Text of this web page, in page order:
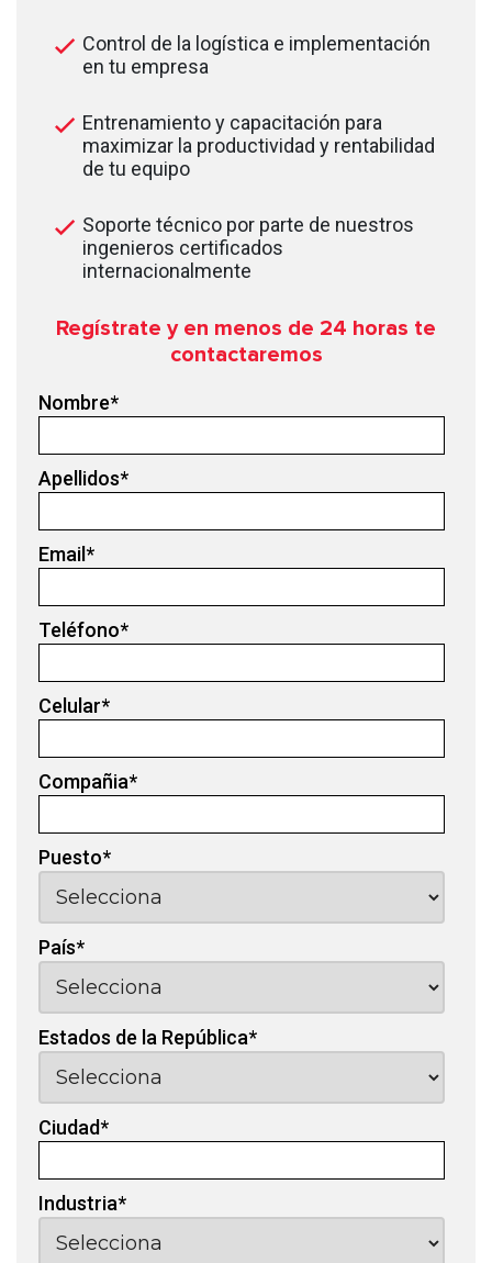
Control de la logística e implementación
en tu empresa
Entrenamiento y capacitación para
maximizar la productividad y rentabilidad
de tu equipo
Soporte técnico por parte de nuestros
ingenieros certificados
internacionalmente
Regístrate y en menos de 24 horas te
contactaremos
Nombre*
Apellidos*
Email*
Teléfono*
Celular*
Compañia*
Puesto*
País*
Estados de la República*
Ciudad*
Industria*